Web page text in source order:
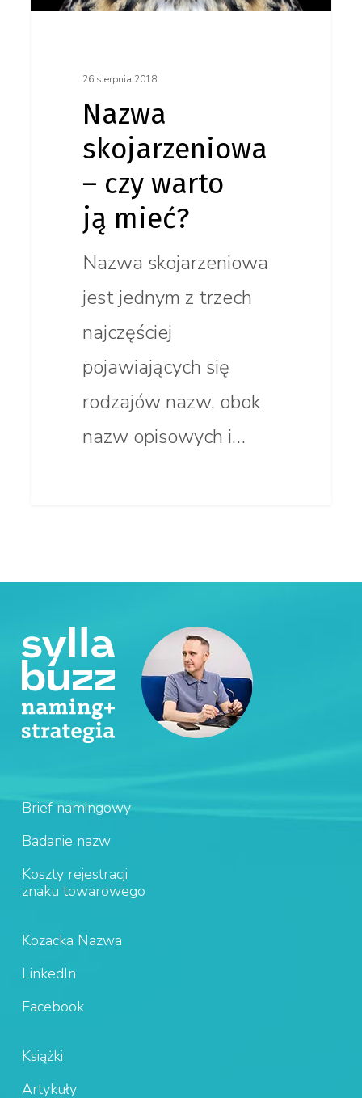
26 sierpnia 2018
Nazwa
skojarzeniowa
– czy warto
ją mieć?
Nazwa skojarzeniowa
jest jednym z trzech
najczęściej
pojawiających się
rodzajów nazw, obok
nazw opisowych i…
Brief namingowy
Badanie nazw
Koszty rejestracji
znaku towarowego
Kozacka Nazwa
LinkedIn
Facebook
Książki
Artykuły